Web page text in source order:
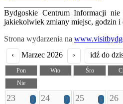
Bydgoskie Centrum Informacji nie
jakiekolwiek zmiany miejsc, godzin i
Strona wydarzenia na
‹
Marzec 2026 › idź do
Pon Wto Śro
Nie
23 2 24 7 25 5 26